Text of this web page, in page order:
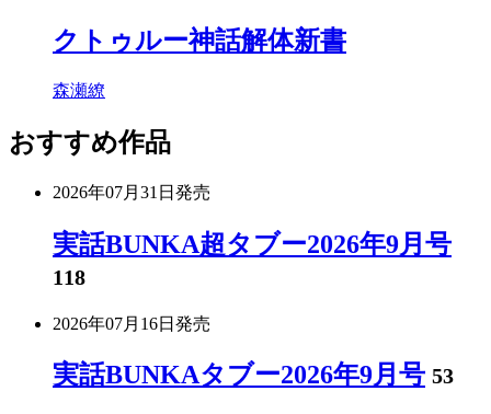
クトゥルー神話解体新書
森瀬繚
おすすめ作品
2026年07月31日 発売
実話BUNKA超タブー2026年9月号
118
2026年07月16日 発売
実話BUNKAタブー2026年9月号 53